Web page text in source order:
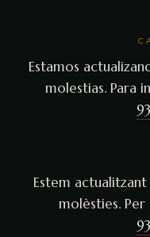
Estamos
molestias. Para
Estem
molèsties.